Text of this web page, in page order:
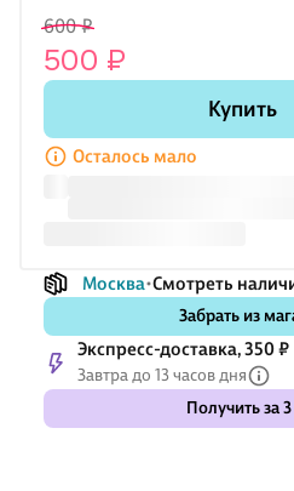
сборы в школу чуточку приятнее.
600 ₽
500 ₽
Купить
Осталось мало
Москва Смотреть
Забрать из
Экспресс-доставка, 350 ₽
Завтра до 13 часов дня
Получить за 3